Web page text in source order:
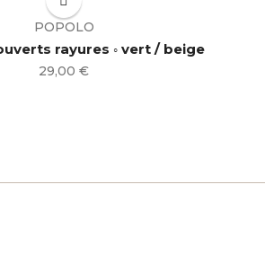
POPOLO
rayures ◦ vert / beige
Prix
29,00 €